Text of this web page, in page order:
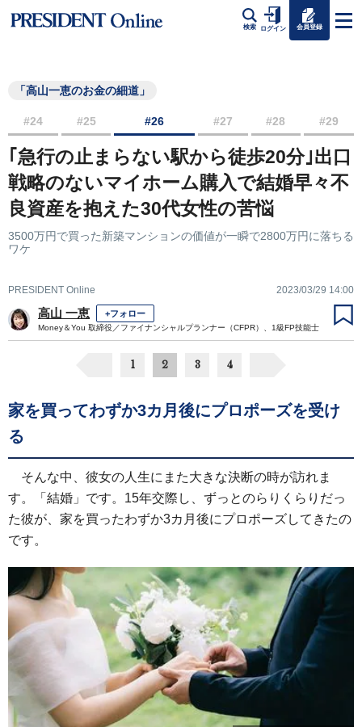
検索 ログイン 会員登録
「高山一恵のお金の細道」
#24 #25 #26 #27 #28 #29
｢急行の止まらない駅から徒歩20分｣出口
戦略のないマイホーム購入で結婚早々不
良資産を抱えた30代女性の苦悩
3500万円で買った新築マンションの価値が一瞬で2800万円に落ちる
ワケ
PRESIDENT Online 2023/03/29 14:00
高山 一恵 +フォロー
Money＆You 取締役／ファイナンシャルプランナー（CFPR）、1級FP技能士
1 2 3 4
家を買ってわずか3カ月後にプロポーズを受け
る
そんな中、彼女の人生にまた大きな決断の時が訪れま
す。「結婚」です。15年交際し、ずっとのらりくらりだっ
た彼が、家を買ったわずか3カ月後にプロポーズしてきたの
です。